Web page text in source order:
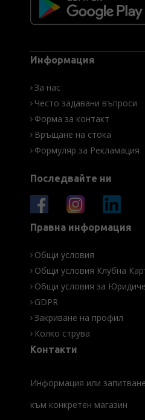
Информация
За нас
Често задавани въпроси
Форма за контакт
Връщане на стока
Формуляр за Рекламация
Последвайте ни
Правна информация
Общи условия
Общи условия Клубна
Общи условия за
GDPR
Закриване на профил
Колко струва
Контакти
Информация или запитване
към конкретен магазин